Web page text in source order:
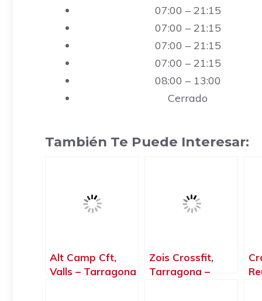
07:00 – 21:15
07:00 – 21:15
07:00 – 21:15
07:00 – 21:15
08:00 – 13:00
Cerrado
También Te Puede Interesar:
Alt Camp Cft,
Valls – Tarragona
Zois Crossfit,
Tarragona –